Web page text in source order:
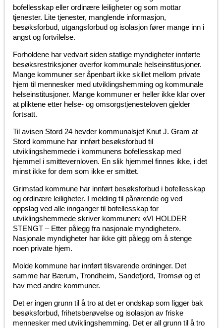
bofellesskap eller ordinære leiligheter og som mottar
tjenester. Lite tjenester, manglende informasjon,
besøksforbud, utgangsforbud og isolasjon fører mange inn i
angst og fortvilelse.
Forholdene har vedvart siden statlige myndigheter innførte
besøksrestriksjoner overfor kommunale helseinstitusjoner.
Mange kommuner ser åpenbart ikke skillet mellom private
hjem til mennesker med utviklingshemming og kommunale
helseinstitusjoner. Mange kommuner er heller ikke klar over
at pliktene etter helse- og omsorgstjenesteloven gjelder
fortsatt.
Til avisen Stord 24 hevder kommunalsjef Knut J. Gram at
Stord kommune har innført besøksforbud til
utviklingshemmede i kommunens bofellesskap med
hjemmel i smittevernloven. En slik hjemmel finnes ikke, i det
minst ikke for dem som ikke er smittet.
Grimstad kommune har innført besøksforbud i bofellesskap
og ordinære leiligheter. I melding til pårørende og ved
oppslag ved alle innganger til bofellesskap for
utviklingshemmede skriver kommunen: «VI HOLDER
STENGT – Etter pålegg fra nasjonale myndigheter».
Nasjonale myndigheter har ikke gitt pålegg om å stenge
noen private hjem.
Molde kommune har innført tilsvarende ordninger. Det
samme har Bærum, Trondheim, Sandefjord, Tromsø og et
hav med andre kommuner.
Det er ingen grunn til å tro at det er ondskap som ligger bak
besøksforbud, frihetsberøvelse og isolasjon av friske
mennesker med utviklingshemming. Det er all grunn til å tro